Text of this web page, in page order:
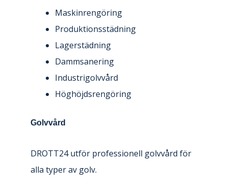
Maskinrengöring
Produktionsstädning
Lagerstädning
Dammsanering
Industrigolvvård
Höghöjdsrengöring
Golvvård
DROTT24 utför professionell golvvård för
alla typer av golv.